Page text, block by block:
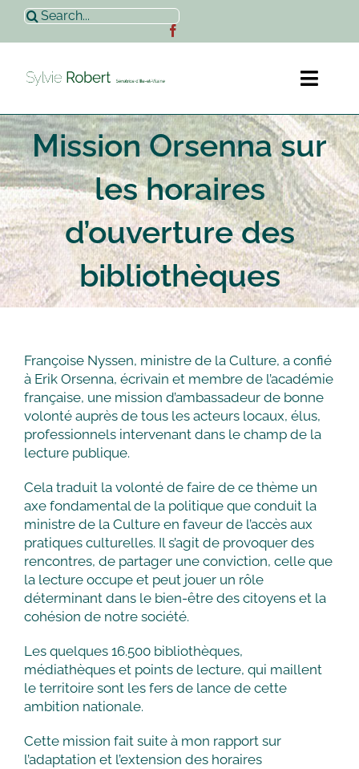
Passer
contenu
Rechercher:
Accueil
Sylvie Robert
Actualités
Contact
Mission Orsenna sur
les horaires
d’ouverture des
bibliothèques
Françoise Nyssen, ministre de la Culture, a confié
à Erik Orsenna, écrivain et membre de l’académie
française, une mission d’ambassadeur de bonne
volonté auprès de tous les acteurs locaux, élus,
professionnels intervenant dans le champ de la
lecture publique.
Cela traduit la volonté de faire de ce thème un
axe fondamental de la politique que conduit la
ministre de la Culture en faveur de l’accès aux
pratiques culturelles. Il s’agit de provoquer des
rencontres, de partager une conviction, celle que
la lecture occupe et peut jouer un rôle
déterminant dans le bien-être des citoyens et la
cohésion de notre société.
Les quelques 16.500 bibliothèques,
médiathèques et points de lecture, qui maillent
le territoire sont les fers de lance de cette
ambition nationale.
Cette mission fait suite à mon rapport sur
l’adaptation et l’extension des horaires